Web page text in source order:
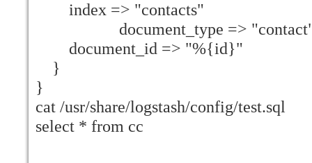
index => "contacts"
document_type =>
document_id => "%{id}"
}
}
cat /usr/share/logstash/config/test.sql
select * from cc